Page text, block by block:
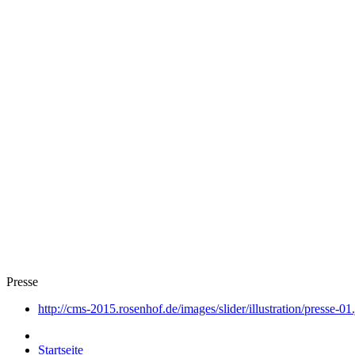
Presse
http://cms-2015.rosenhof.de/images/slider/illustration/presse-
Startseite